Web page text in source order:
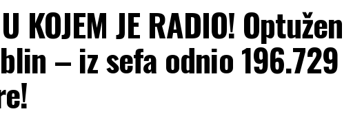
KOJEM JE RADIO! Optužen
– iz sefa odnio 196.729